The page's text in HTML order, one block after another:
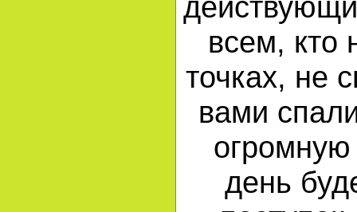
всем, кто
точках, не
вами
день